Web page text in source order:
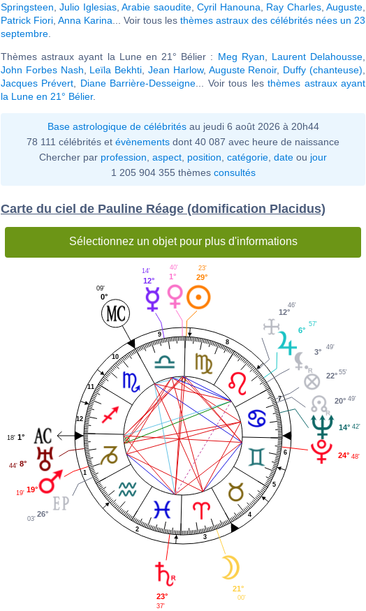
Springsteen ,Julio Iglesias,Arabie saoudite,Cyril Hanouna Ray Charles,Auguste
Patrick Fiori Anna Karina ... Voir tous les thèmes astraux des célébrités nées un 23
septembre
Thèmes astraux ayant la Lune en 21° Bélier : Meg Ryan Laurent Delahousse
John Forbes Nash
Leïla Bekhti ,Jean Harlow, Auguste Renoir, Duffy (chanteuse)
Jacques Prévert
Diane Barrière-Desseigne ... Voir tous lesthèmes astraux ayant
la Lune en 21° Bélier.
Base astrologique de célébritésau jeudi 6 août 2026 à 20h44
78 111 célébrités et évènements dont 40 087 avec heure de naissance
Chercher par profession aspect position catégorie date ou jour
1 205 904 355 thèmes consultés
Carte du ciel de Pauline Réage (domification Placidus)
Sélectionnez un objet pour plus d'informations
1
2
3
4
5
6
7
8
9
10
11
12
14° 42'
20° 49'
22° 55'
3°
49'
6°
57'
12°
46'
29°
23'
1°
40'
12°
14'
0°
09'
1°
18'
8°
44'
19°
19'
26°
03'
23°
37'
21°
00'
24° 48'